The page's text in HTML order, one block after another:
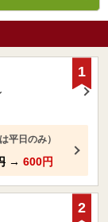
平日のみ）
→ 600円
1
2